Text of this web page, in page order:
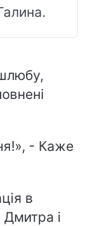
- Каже
в
Дмитра і